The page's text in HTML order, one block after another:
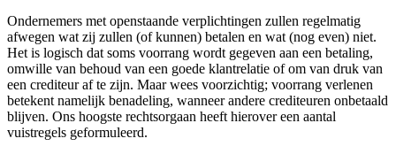
Ondernemers met openstaande verplichtingen zullen regelmatig
afwegen wat zij zullen (of kunnen) betalen en wat (nog even) niet.
Het is logisch dat soms voorrang wordt gegeven aan een betaling,
omwille van behoud van een goede klantrelatie of om van druk van
een crediteur af te zijn. Maar wees voorzichtig; voorrang verlenen
betekent namelijk benadeling, wanneer andere crediteuren onbetaald
blijven. Ons hoogste rechtsorgaan heeft hierover een aantal
vuistregels geformuleerd.